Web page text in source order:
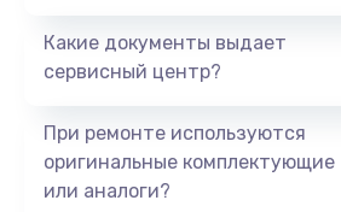
Какие документы выдает
сервисный центр?
При ремонте используются
оригинальные комплектующие
или аналоги?